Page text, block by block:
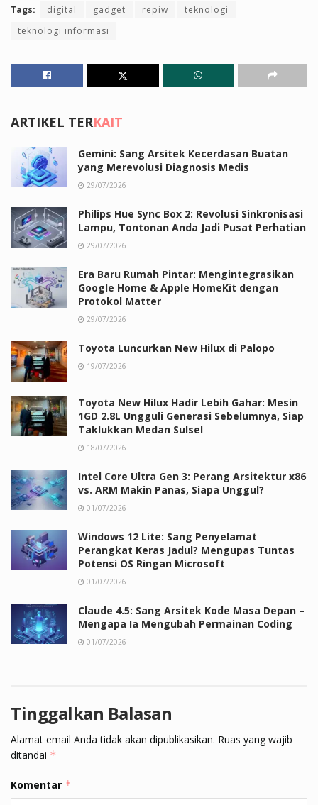
Tags: digital gadget repiw
teknologi
teknologi informasi
ARTIKEL TERKAIT
Gemini: Sang Arsitek Kecerdasan Buatan
yang Merevolusi Diagnosis Medis
29/07/2026
Philips Hue Sync Box 2: Revolusi Sinkronisasi
Lampu, Tontonan Anda Jadi Pusat Perhatian
29/07/2026
Era Baru Rumah Pintar: Mengintegrasikan
Google Home & Apple HomeKit dengan
Protokol Matter
29/07/2026
Toyota Luncurkan New Hilux di Palopo
19/07/2026
Toyota New Hilux Hadir Lebih Gahar: Mesin
1GD 2.8L Ungguli Generasi Sebelumnya, Siap
Taklukkan Medan Sulsel
18/07/2026
Intel Core Ultra Gen 3: Perang Arsitektur x86
vs. ARM Makin Panas, Siapa Unggul?
01/07/2026
Windows 12 Lite: Sang Penyelamat
Perangkat Keras Jadul? Mengupas Tuntas
Potensi OS Ringan Microsoft
01/07/2026
Claude 4.5: Sang Arsitek Kode Masa Depan –
Mengapa Ia Mengubah Permainan Coding
01/07/2026
Tinggalkan Balasan
Alamat email Anda tidak akan dipublikasikan. Ruas yang wajib
ditandai *
Komentar *